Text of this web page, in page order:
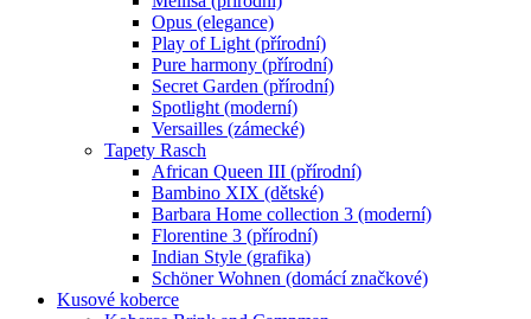
Opus (elegance)
Play of Light (přírodní)
Pure harmony (přírodní)
Secret Garden (přírodní)
Spotlight (moderní)
Versailles (zámecké)
Tapety Rasch
African Queen III (přírodní)
Bambino XIX (dětské)
Barbara Home collection 3 (moderní)
Florentine 3 (přírodní)
Indian Style (grafika)
Schöner Wohnen (domácí značkové)
Kusové koberce